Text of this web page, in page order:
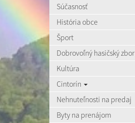
Súčasnosť
História obce
Šport
Dobrovoľný hasičský zbor
Kultúra
Cintorín
Nehnuteľnosti na predaj
Byty na prenájom